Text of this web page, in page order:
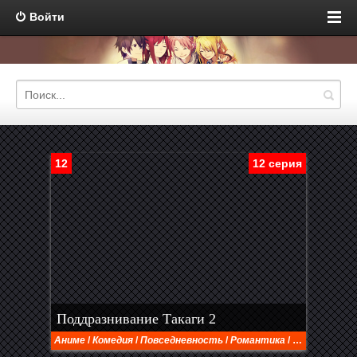
Войти
12 серия
12
Поддразнивание Такаги 2
Аниме /Комедия /Повседневность /Романтика / Сёнэн/